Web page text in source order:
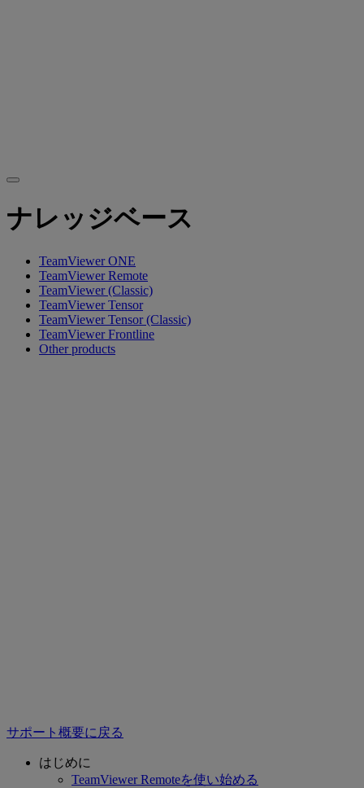
ナレッジベース
TeamViewer ONE
TeamViewer Remote
TeamViewer (Classic)
TeamViewer Tensor
TeamViewer Tensor (Classic)
TeamViewer Frontline
Other products
サポート概要に戻る
はじめに
TeamViewer Remoteを使い始める